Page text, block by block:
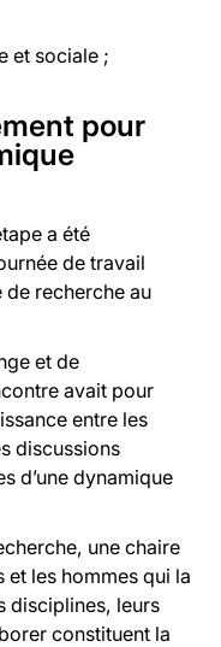
et sociale ;
pour
a été
de travail
de recherche au
et de
avait pour
entre les
discussions
d’une dynamique
une chaire
et les hommes qui la
disciplines, leurs
constituent la